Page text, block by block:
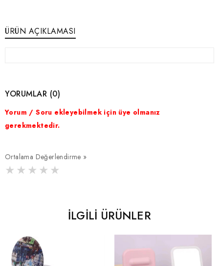
ÜRÜN AÇIKLAMASI
YORUMLAR (0)
Yorum / Soru ekleyebilmek için üye olmanız
gerekmektedir.
Ortalama Değerlendirme »
İLGILI ÜRÜNLER